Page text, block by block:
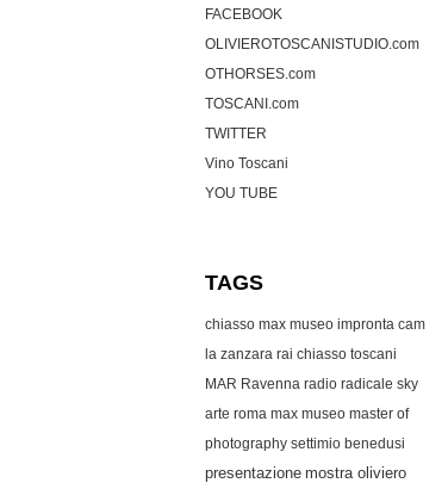
FACEBOOK
OLIVIEROTOSCANISTUDIO.com
OTHORSES.com
TOSCANI.com
TWITTER
Vino Toscani
YOU TUBE
TAGS
chiasso max museo impronta cam
la zanzara rai chiasso toscani
MAR Ravenna radio radicale sky
arte roma max museo master of
photography settimio benedusi
presentazione mostra oliviero